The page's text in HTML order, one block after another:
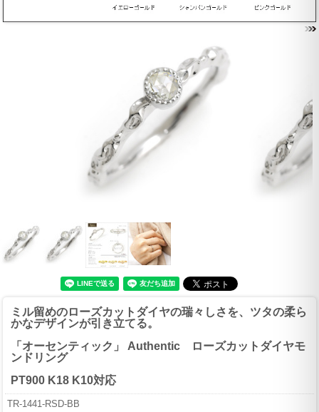
ミル留めのローズカットダイヤの瑞々しさを、ツタの柔ら
かなデザインが引き立てる。
「オーセンティック」 Authentic ローズカットダイヤモ
ンドリング
PT900 K18 K10対応
TR-1441-RSD-BB